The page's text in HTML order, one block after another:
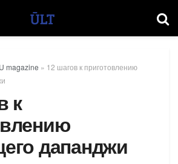
U magazine » 12 шагов к приготовлению
к
дапанджи